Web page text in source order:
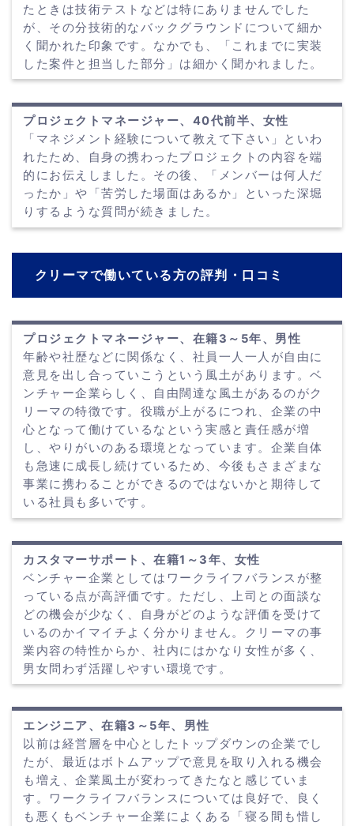
たときは技術テストなどは特にありませんでした
が、その分技術的なバックグラウンドについて細か
く聞かれた印象です。なかでも、「これまでに実装
した案件と担当した部分」は細かく聞かれました。
プロジェクトマネージャー、40代前半、女性
「マネジメント経験について教えて下さい」といわ
れたため、自身の携わったプロジェクトの内容を端
的にお伝えしました。その後、「メンバーは何人だ
ったか」や「苦労した場面はあるか」といった深堀
りするような質問が続きました。
クリーマで働いている方の評判・口コミ
プロジェクトマネージャー、在籍3～5年、男性
年齢や社歴などに関係なく、社員一人一人が自由に
意見を出し合っていこうという風土があります。ベ
ンチャー企業らしく、自由闊達な風土があるのがク
リーマの特徴です。役職が上がるにつれ、企業の中
心となって働けているなという実感と責任感が増
し、やりがいのある環境となっています。企業自体
も急速に成長し続けているため、今後もさまざまな
事業に携わることができるのではないかと期待して
いる社員も多いです。
カスタマーサポート、在籍1～3年、女性
ベンチャー企業としてはワークライフバランスが整
っている点が高評価です。ただし、上司との面談な
どの機会が少なく、自身がどのような評価を受けて
いるのかイマイチよく分かりません。クリーマの事
業内容の特性からか、社内にはかなり女性が多く、
男女問わず活躍しやすい環境です。
エンジニア、在籍3～5年、男性
以前は経営層を中心としたトップダウンの企業でし
たが、最近はボトムアップで意見を取り入れる機会
も増え、企業風土が変わってきたなと感じていま
す。ワークライフバランスについては良好で、良く
も悪くもベンチャー企業によくある「寝る間も惜し